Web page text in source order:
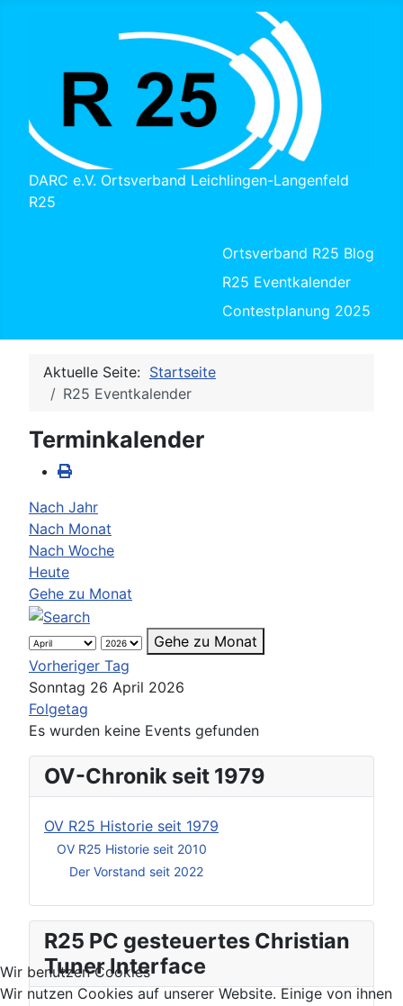
DARC e.V. Ortsverband Leichlingen-Langenfeld
R25
Ortsverband R25 Blog
R25 Eventkalender
Contestplanung 2025
OV-Chronik seit 1979
OV R25 Historie seit 1979
OV R25 Historie seit 2010
Der Vorstand seit 2022
R25 PC gesteuertes Christian
Tuner Interface
Aktuelle Seite: Startseite
R25 Eventkalender
Terminkalender
Nach Jahr
Nach Monat
Nach Woche
Heute
Gehe zu Monat
Gehe zu Monat
Vorheriger Tag
Sonntag 26 April 2026
Folgetag
Es wurden keine Events gefunden
Wir benutzen Cookies
Wir nutzen Cookies auf unserer Website. Einige von ihnen